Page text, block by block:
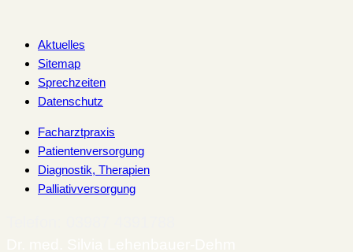
springenAktuelles
Sitemap
Sprechzeiten
Datenschutz
Facharztpraxis
Patientenversorgung
Diagnostik, Therapien
Palliativversorgung